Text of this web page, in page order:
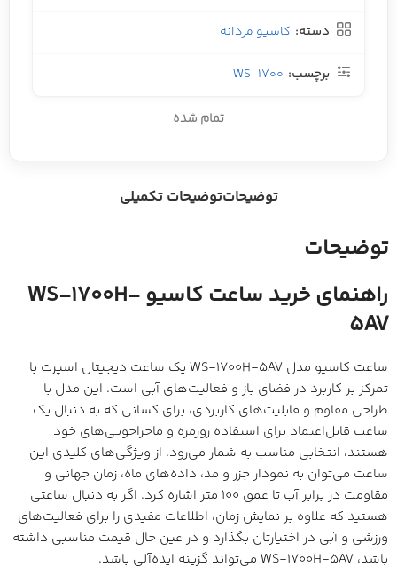
دسته: کاسیو مردانه
برچسب: WS-1700
تمام شده
توضیحاتتوضیحات تکمیلی
توضیحات
راهنمای خرید ساعت کاسیوWS-1700H-
5AV
ساعت کاسیو مدل WS-1700H-5AV یک ساعت دیجیتال اسپرت با
تمرکز بر کاربرد در فضای باز و فعالیت‌های آبی است. این مدل با
طراحی مقاوم و قابلیت‌های کاربردی، برای کسانی که به دنبال یک
ساعت قابل‌اعتماد برای استفاده روزمره و ماجراجویی‌های خود
هستند، انتخابی مناسب به شمار می‌رود. از ویژگی‌های کلیدی این
ساعت می‌توان به نمودار جزر و مد، داده‌های ماه، زمان جهانی و
مقاومت در برابر آب تا عمق 100 متر اشاره کرد. اگر به دنبال ساعتی
هستید که علاوه بر نمایش زمان، اطلاعات مفیدی را برای فعالیت‌های
ورزشی و آبی در اختیارتان بگذارد و در عین حال قیمت مناسبی داشته
باشد، WS-1700H-5AV می‌تواند گزینه ایده‌آلی باشد.